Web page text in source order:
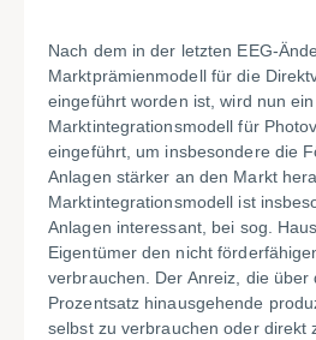
Nach dem in der letzten EEG-
Marktprämienmodell für die
eingeführt worden ist, wird nun ein
Marktintegrationsmodell für
eingeführt, um insbesondere die
Anlagen stärker an den Markt
Marktintegrationsmodell ist
Anlagen interessant, bei sog.
Eigentümer den nicht
verbrauchen. Der Anreiz, die über
Prozentsatz hinausgehende
selbst zu verbrauchen oder direkt